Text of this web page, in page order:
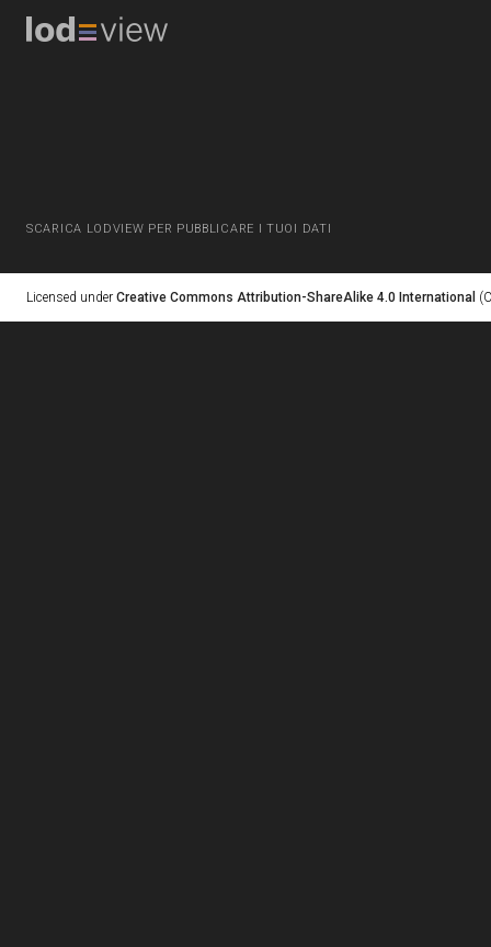
SCARICA LODVIEW PER PUBBLICARE I TUOI DATI
Licensed under Creative Commons Attribution-ShareAlike 4.0 International